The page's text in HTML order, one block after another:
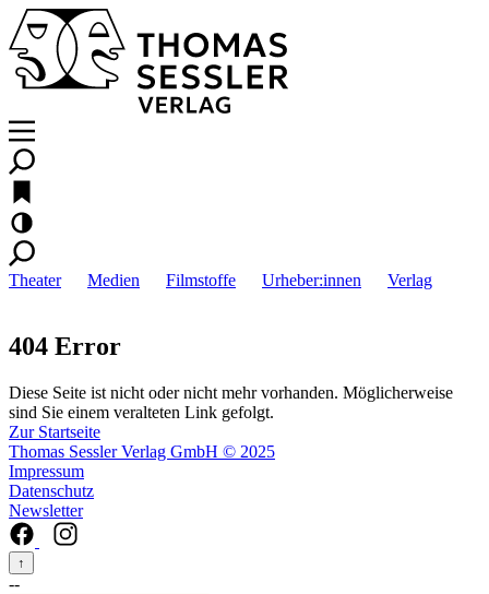
Theater Medien Filmstoffe Urheber:innen Verlag
404 Error
Diese Seite ist nicht oder nicht mehr vorhanden. Möglicherweise
sind Sie einem veralteten Link gefolgt.
Zur Startseite
Thomas Sessler Verlag GmbH © 2025
Impressum
Datenschutz
Newsletter
↑
--